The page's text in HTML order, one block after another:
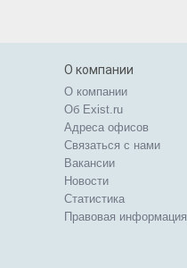
О компании
О компании
Об Exist.ru
Адреса офисов
Связаться с нами
Вакансии
Новости
Статистика
Правовая информация